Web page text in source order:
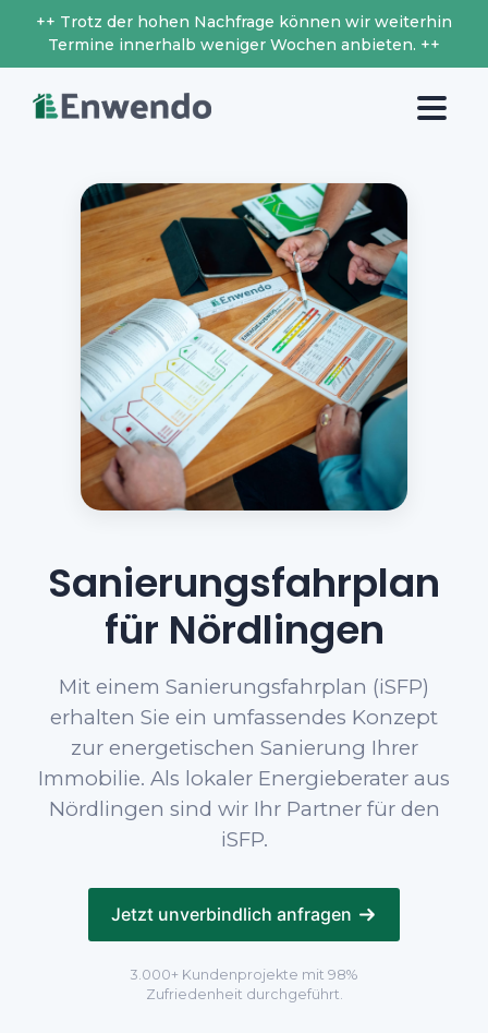
++ Trotz der hohen Nachfrage können wir weiterhin
Termine innerhalb weniger Wochen anbieten. ++
Sanierungsfahrplan
für Nördlingen
Mit einem Sanierungsfahrplan (iSFP)
erhalten Sie ein umfassendes Konzept
zur energetischen Sanierung Ihrer
Immobilie. Als lokaler Energieberater aus
Nördlingen sind wir Ihr Partner für den
iSFP.
Jetzt unverbindlich anfragen
3.000+ Kundenprojekte mit 98%
Zufriedenheit durchgeführt.